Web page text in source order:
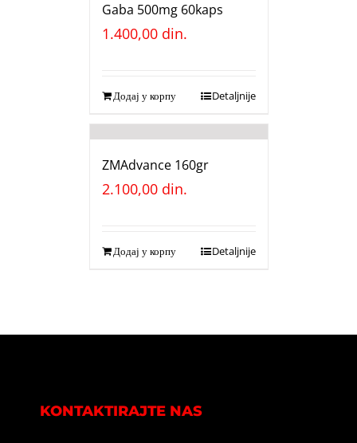
Gaba 500mg 60kaps
1.400,00 din.
Додај у корпу Detaljnije
ZMAdvance 160gr
2.100,00 din.
Додај у корпу Detaljnije
KONTAKTIRAJTE NAS